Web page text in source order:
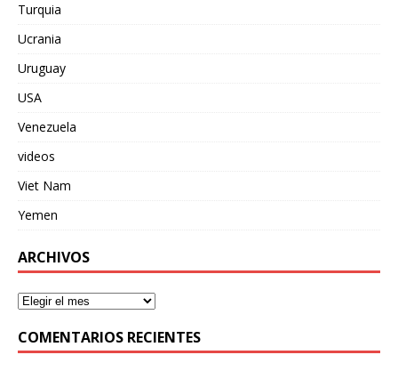
Turquia
Ucrania
Uruguay
USA
Venezuela
videos
Viet Nam
Yemen
ARCHIVOS
COMENTARIOS RECIENTES